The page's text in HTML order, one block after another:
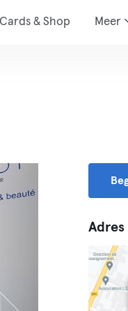
& Shop Meer
Adres